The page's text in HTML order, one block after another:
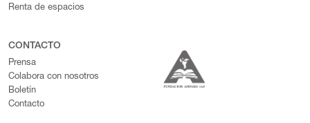
Renta de espacios
CONTACTO
Prensa
Colabora con nosotros
Boletín
Contacto